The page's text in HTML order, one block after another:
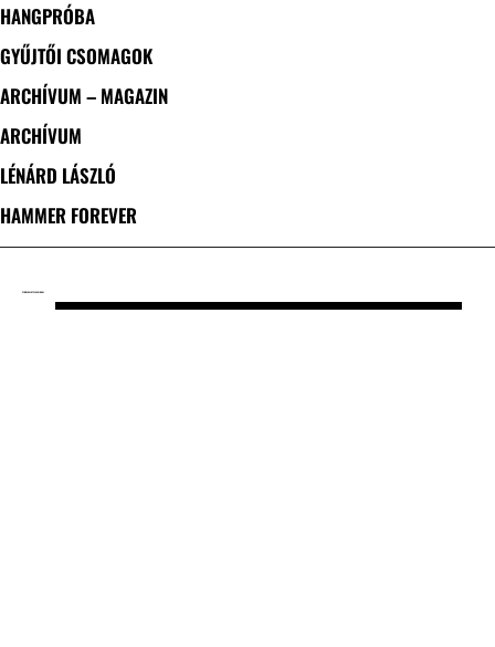
HANGPRÓBA
GYŰJTŐI CSOMAGOK
ARCHÍVUM – MAGAZIN
ARCHÍVUM
LÉNÁRD LÁSZLÓ
HAMMER FOREVER